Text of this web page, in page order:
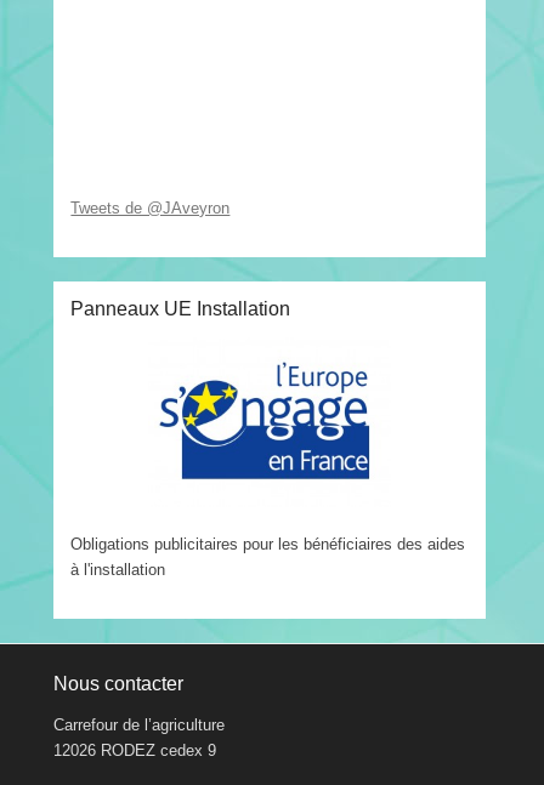
Tweets de @JAveyron
Panneaux UE Installation
Obligations publicitaires pour les bénéficiaires des aides
à l'installation
Nous contacter
Carrefour de l’agriculture
12026 RODEZ cedex 9